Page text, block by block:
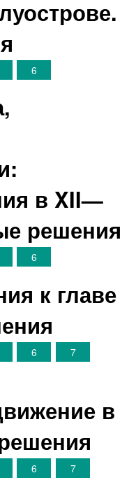
6
в XII—
решения
6
к главе
6
7
в
6 7